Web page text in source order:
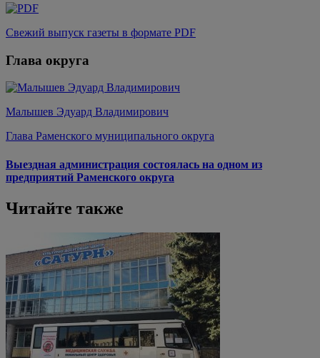
Свежий выпуск газеты в формате PDF
Глава округа
Малышев Эдуард Владимирович
Глава Раменского муниципального округа
Выездная администрация состоялась на одном из
предприятий Раменского округа
Читайте также